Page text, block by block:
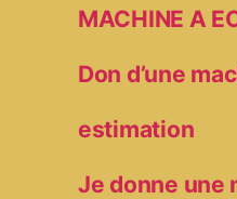
MACHINE A
Don d’une
estimation
Je donne une